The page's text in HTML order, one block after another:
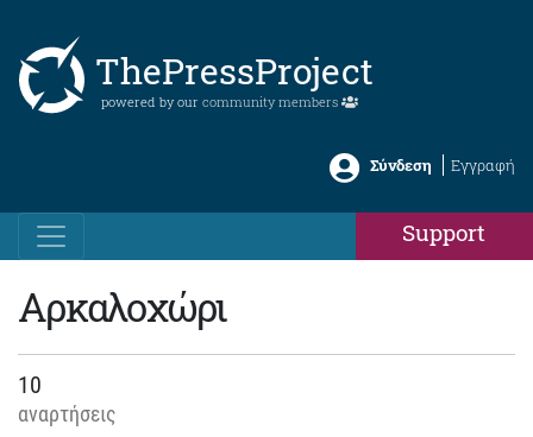
ThePressProject
powered by our community members
Σύνδεση Εγγραφή
Support
Αρκαλοχώρι
10
αναρτήσεις